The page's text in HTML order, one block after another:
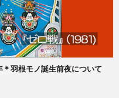
＊羽根モノ誕生前夜について